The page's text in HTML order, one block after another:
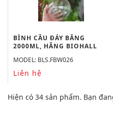
BÌNH CẦU ĐÁY BẰNG
2000ML, HÃNG BIOHALL
MODEL: BLS.FBW026
Liên hệ
Hiện có 34 sản phẩm. Bạn